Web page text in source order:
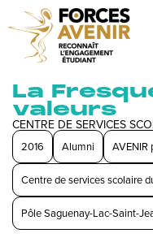
La
valeurs
CENTRE DE SERVICES
2016 Alumni AVENIR
Centre de services scolaire
Pôle Saguenay-Lac-Saint-